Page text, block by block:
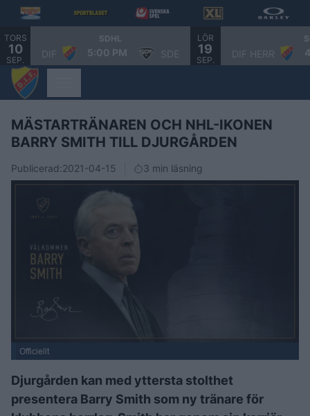
TORS
10
SEP.
SDHL
DIF 5:00 PM SDE
LÖR
19
SEP.
DIF HERR
MÄSTARTRÄNAREN OCH NHL-IKONEN
BARRY SMITH TILL DJURGÅRDEN
Publicerad:2021-04-15 3 min läsning
Officiellt
Djurgården kan med yttersta stolthet
presentera Barry Smith som ny tränare för